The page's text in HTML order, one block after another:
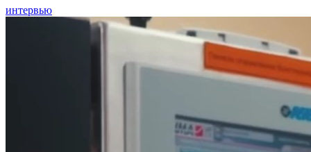
интервью